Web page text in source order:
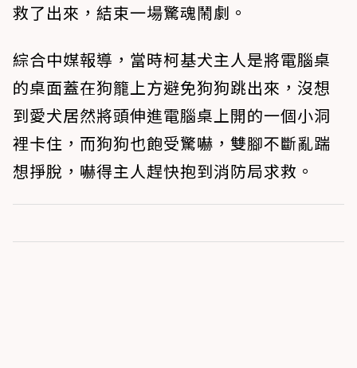
救了出來，結束一場驚魂鬧劇。
綜合中媒報導，當時柯基犬主人是將電腦桌
的桌面蓋在狗籠上方避免狗狗跳出來，沒想
到愛犬居然將頭伸進電腦桌上開的一個小洞
裡卡住，而狗狗也飽受驚嚇，雙腳不斷亂踹
想掙脫，嚇得主人趕快抱到消防局求救。